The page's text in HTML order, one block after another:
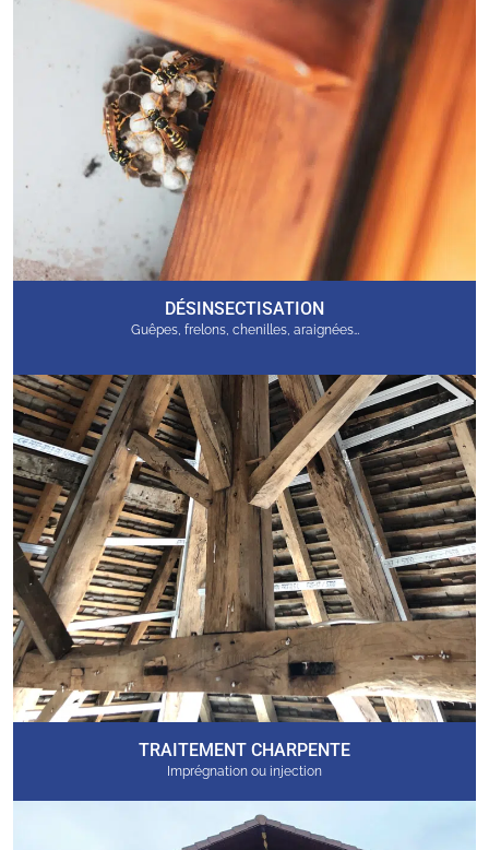
DÉSINSECTISATION
Guêpes, frelons, chenilles, araignées…
TRAITEMENT CHARPENTE
Imprégnation ou injection